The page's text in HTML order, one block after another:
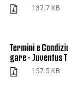
137.7 KB
Termini e
gare - Juventus
157.5 KB